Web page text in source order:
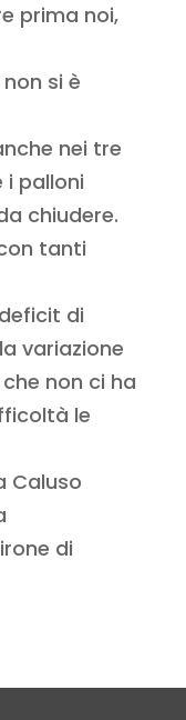
prima noi,
si è
nei tre
i palloni
chiudere.
tanti
di
variazione
non ci ha
le
Caluso
di